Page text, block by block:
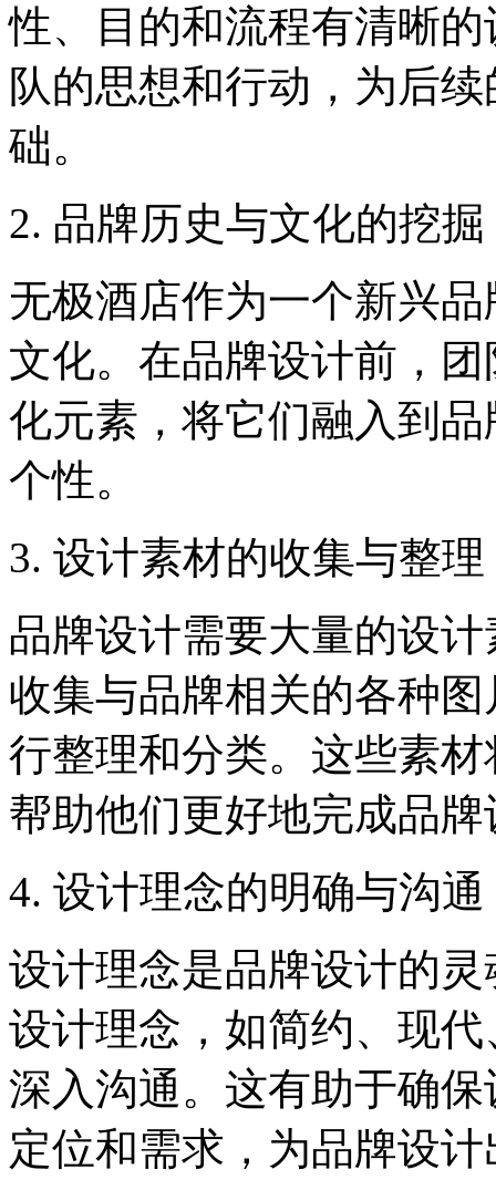
性、目的和流程有清晰
队的思想和行动，为后
础。
2. 品牌历史与文化的挖掘
无极酒店作为一个新兴
文化。在品牌设计前，
化元素，将它们融入到
个性。
3. 设计素材的收集与整理
品牌设计需要大量的设
收集与品牌相关的各种
行整理和分类。这些素
帮助他们更好地完成品牌
4. 设计理念的明确与沟通
设计理念是品牌设计的
设计理念，如简约、现
深入沟通。这有助于确
定位和需求，为品牌设